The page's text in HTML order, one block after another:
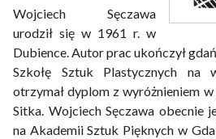
Wojciech Sęczawa
urodził się w 1961 r. w
Dubience. Autor prac ukończył
Szkołę Sztuk Plastycznych na
otrzymał dyplom z wyróżnieniem
Sitka. Wojciech Sęczawa obecnie
na Akademii Sztuk Pięknych w